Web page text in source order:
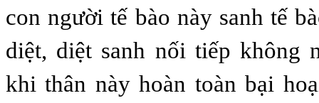
con người tế bào này sanh tế
diệt, diệt sanh nối tiếp không
khi thân này hoàn toàn bại